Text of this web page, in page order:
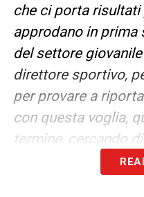
che ci porta
approdano in prima
del settore
direttore sportivo,
per provare a
con questa voglia,
termine, cercando
RAPPORTI TRA